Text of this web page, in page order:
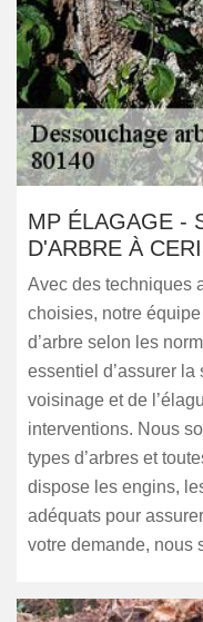
MP ÉLAGAGE -
D'ARBRE À
Avec des techniques
choisies, notre
d’arbre selon les
essentiel d’assurer la
voisinage et de
interventions. Nous
types d’arbres et
dispose les engins,
adéquats pour
votre demande, nous